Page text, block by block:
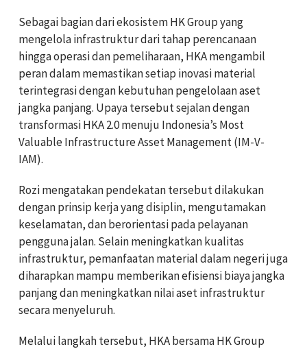
Sebagai bagian dari ekosistem HK Group yang
mengelola infrastruktur dari tahap perencanaan
hingga operasi dan pemeliharaan, HKA mengambil
peran dalam memastikan setiap inovasi material
terintegrasi dengan kebutuhan pengelolaan aset
jangka panjang. Upaya tersebut sejalan dengan
transformasi HKA 2.0 menuju Indonesia’s Most
Valuable Infrastructure Asset Management (IM-V-
IAM).
Rozi mengatakan pendekatan tersebut dilakukan
dengan prinsip kerja yang disiplin, mengutamakan
keselamatan, dan berorientasi pada pelayanan
pengguna jalan. Selain meningkatkan kualitas
infrastruktur, pemanfaatan material dalam negeri juga
diharapkan mampu memberikan efisiensi biaya jangka
panjang dan meningkatkan nilai aset infrastruktur
secara menyeluruh.
Melalui langkah tersebut, HKA bersama HK Group